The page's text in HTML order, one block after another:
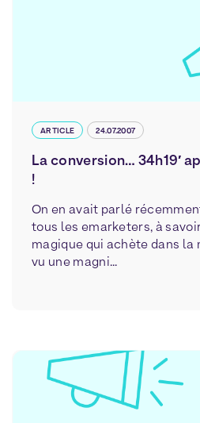
ARTICLE 24.07.2007
La conversion… 34h19′
!
On en avait parlé
tous les emarketers, à
magique qui achète dans la
vu une magni...